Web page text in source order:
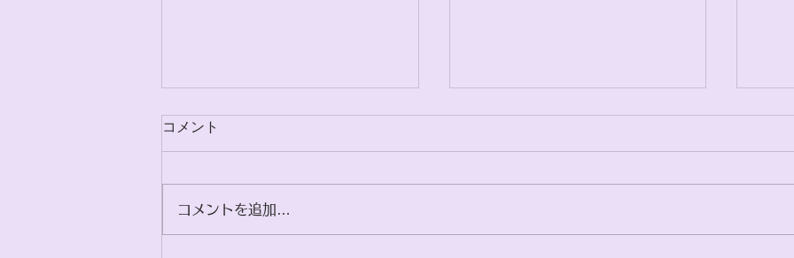
コメント
コメントを追加…